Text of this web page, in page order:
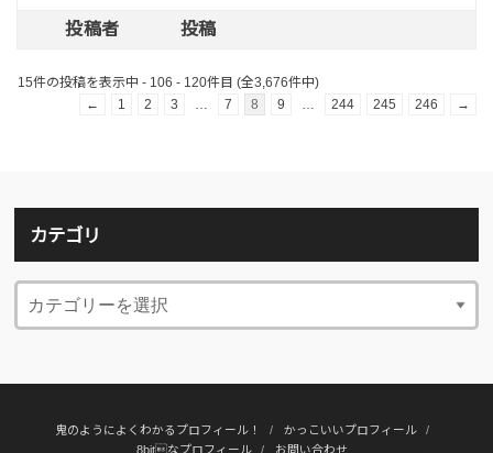
投稿者 投稿
15件の投稿を表示中 - 106 - 120件目 (全3,676件中)
←
1 2 3 7 8 9 244 245 246 →
カテゴリ
鬼のようによくわかるプロフィール！
かっこいいプロフィール
8bitなプロフィール
お問い合わせ